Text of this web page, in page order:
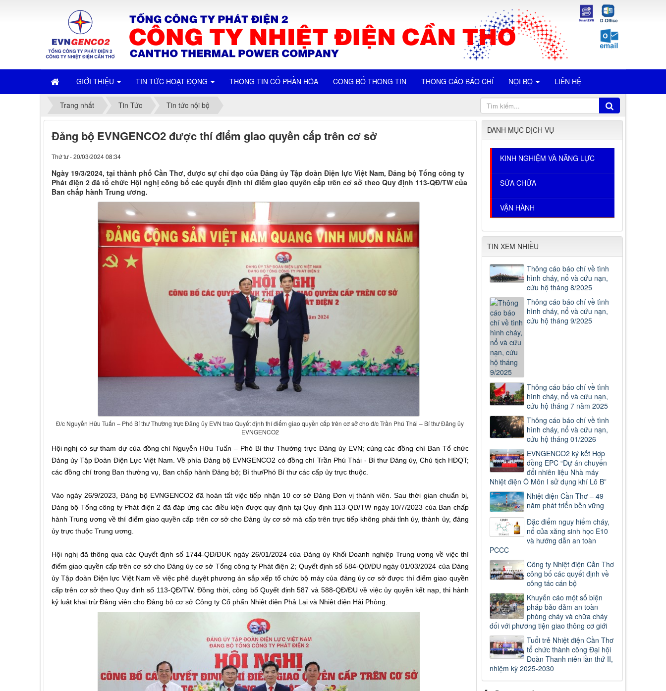
GIỚI THIỆU TIN TỨC HOẠT ĐỘNG THÔNG TIN CỔ PHẦN HÓA CÔNG BỐ THÔNG TIN THÔNG CÁO BÁO CHÍ NỘI BỘ LIÊN HỆ
Trang nhất Tin Tức Tin tức nội bộ
Đảng bộ EVNGENCO2 được thí điểm giao quyền cấp trên cơ sở
Thứ tư - 20/03/2024 08:34
Ngày 19/3/2024, tại thành phố Cần Thơ, được sự chỉ đạo của Đảng ủy Tập đoàn Điện lực Việt Nam, Đảng bộ Tổng công ty
Phát điện 2 đã tổ chức Hội nghị công bố các quyết định thí điểm giao quyền cấp trên cơ sở theo Quy định 113-QĐ/TW của
Ban chấp hành Trung ương.
Đ/c Nguyễn Hữu Tuấn – Phó Bí thư Thường trực Đảng ủy EVN trao Quyết định thí điểm giao quyền cấp trên cơ sở cho đ/c Trần Phú Thái – Bí thư Đảng ủy
EVNGENCO2
Hội nghị có sự tham dự của đồng chí Nguyễn Hữu Tuấn – Phó Bí thư Thường trực Đảng ủy EVN; cùng các đồng chí Ban Tổ chức
Đảng ủy Tập Đoàn Điện Lực Việt Nam .Về phía Đảng bộ EVNGENCO2 có đồng chí Trần Phú Thái - Bí thư Đảng ủy, Chủ tịch HĐQT;
các đồng chí trong Ban thường vụ, Ban chấp hành Đảng bộ; Bí thư/Phó Bí thư các cấp ủy trực thuộc.
Vào ngày 26/9/2023, Đảng bộ EVNGENCO2 đã hoàn tất việc tiếp nhận 10 cơ sở Đảng Đơn vị thành viên. Sau thời gian chuẩn bị,
Đảng bộ Tổng công ty Phát điện 2 đã đáp ứng các điều kiện được quy định tại Quy định 113-QĐ/TW ngày 10/7/2023 của Ban chấp
hành Trung ương về thí điểm giao quyền cấp trên cơ sở cho Đảng ủy cơ sở mà cấp trên trực tiếp không phải tỉnh ủy, thành ủy, đảng
ủy trực thuộc Trung ương.
Hội nghị đã thông qua các Quyết định số 1744-QĐ/ĐUK ngày 26/01/2024 của Đảng ủy Khối Doanh nghiệp Trung ương về việc thí
điểm giao quyền cấp trên cơ sở cho Đảng ủy cơ sở Tổng công ty Phát điện 2; Quyết định số 584-QĐ/ĐU ngày 01/03/2024 của Đảng
ủy Tập đoàn Điện lực Việt Nam về việc phê duyệt phương án sắp xếp tổ chức bộ máy của đảng ủy cơ sở được thí điểm giao quyền
cấp trên cơ sở theo Quy định số 113-QĐ/TW. Đồng thời, công bố Quyết định 587 và 588-QĐ/ĐU về việc ủy quyền kết nạp, thi hành
kỷ luật khai trừ Đảng viên cho Đảng bộ cơ sở Công ty Cổ phẩn Nhiệt điện Phả Lại và Nhiệt điện Hải Phòng.
DANH MỤC DỊCH VỤ
KINH NGHIỆM VÀ NĂNG LỰC
SỬA CHỮA
VẬN HÀNH
TIN XEM NHIỀU
Thông cáo báo chí về tình
hình cháy, nổ và cứu nạn,
cứu hộ tháng 8/2025
Thông cáo báo chí về tình
hình cháy, nổ và cứu nạn,
cứu hộ tháng 9/2025
Thông cáo báo chí về tình
hình cháy, nổ và cứu nạn,
cứu hộ tháng 7 năm 2025
Thông cáo báo chí về tình
hình cháy, nổ và cứu nạn,
cứu hộ tháng 01/2026
EVNGENCO2 ký kết Hợp
đồng EPC “Dự án chuyển
đổi nhiên liệu Nhà máy
Nhiệt điện Ô Môn I sử dụng khí Lô B”
Nhiệt điện Cần Thơ – 49
năm phát triển bền vững
Đặc điểm nguy hiểm cháy,
nổ của xăng sinh học E10
và hướng dẫn an toàn
PCCC
Công ty Nhiệt điện Cần Thơ
công bố các quyết định về
công tác cán bộ
Khuyến cáo một số biện
pháp bảo đảm an toàn
phòng cháy và chữa cháy
đối với phương tiện giao thông cơ giới
Tuổi trẻ Nhiệt điện Cần Thơ
tổ chức thành công Đại hội
Đoàn Thanh niên lần thứ II,
nhiệm kỳ 2025-2030